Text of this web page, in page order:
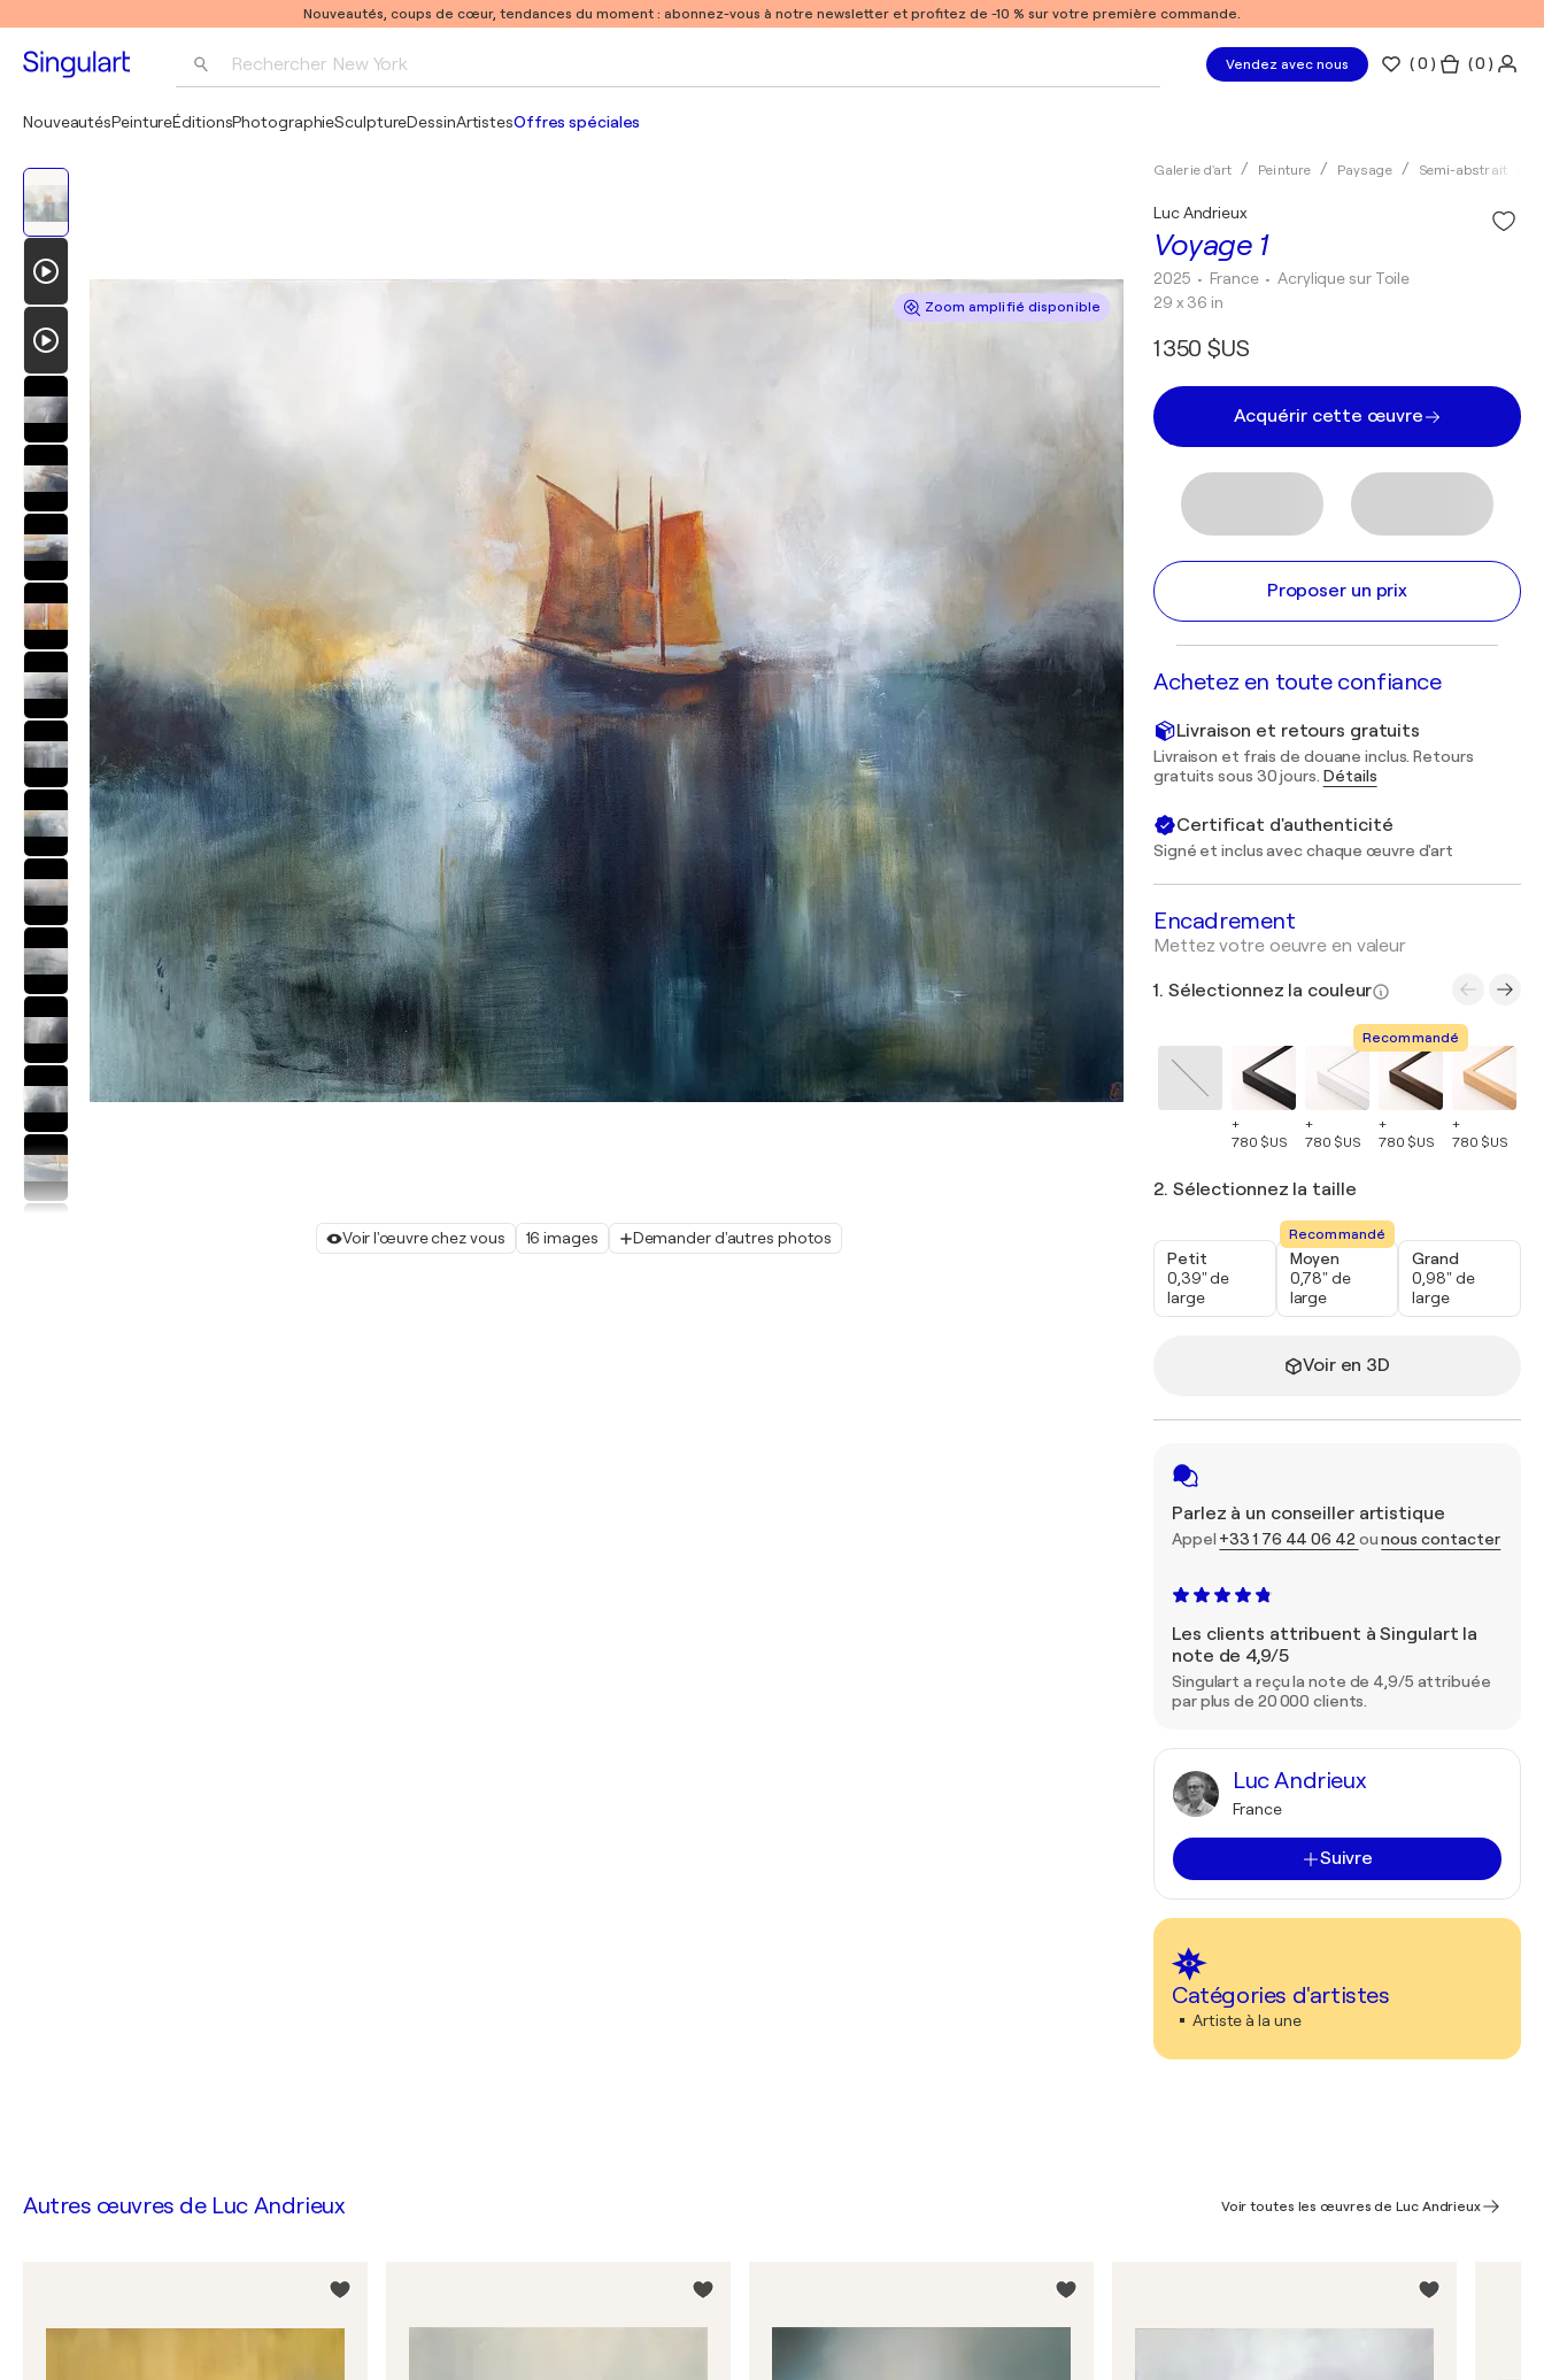
Nouveautés, coups de cœur, tendances du moment : abonnez-vous à notre newsletter et profitez de -10 % sur votre première commande.
Rechercher New York Vendez avec nous (0 ) ( 0 )
NouveautésPeintureÉditionsPhotographieSculptureDessinArtistesOffres spéciales
Zoom amplifié disponible
Voir l'œuvre chez vous 16 images Demander d'autres photos
Galerie d'art Peinture Paysage Semi-abstrait
Voyage 1
Luc Andrieux
2025 • France •Acrylique sur Toile
29 x 36 in
1 350 $US
Acquérir cette œuvre
Proposer un prix
Achetez en toute confiance
Livraison et retours gratuits
Livraison et frais de douane inclus. Retours
gratuits sous 30 jours. Détails
Certificat d'authenticité
Signé et inclus avec chaque œuvre d'art
Encadrement
Mettez votre oeuvre en valeur
1. Sélectionnez la couleur
+
780 $US
+
780 $US
Recommandé
+
780 $US
+
780 $US
2. Sélectionnez la taille
Petit
0,39" de
large
Recommandé
Moyen
0,78" de
large
Grand
0,98" de
large
Voir en 3D
Parlez à un conseiller artistique
Appel +33 1 76 44 06 42 ounous contacter
Les clients attribuent à Singulart la
note de 4,9/5
Singulart a reçu la note de 4,9/5 attribuée
par plus de 20 000 clients.
Luc Andrieux
France
Suivre
Catégories d'artistes
Artiste à la une
Autres œuvres de Luc Andrieux Voir toutes les œuvres de Luc Andrieux